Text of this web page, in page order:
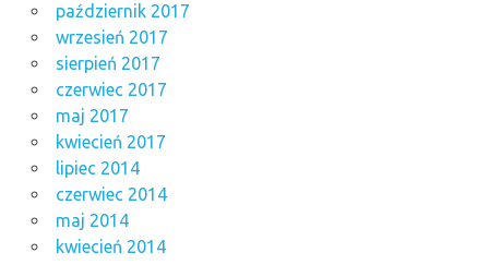
październik 2017
wrzesień 2017
sierpień 2017
czerwiec 2017
maj 2017
kwiecień 2017
lipiec 2014
czerwiec 2014
maj 2014
kwiecień 2014